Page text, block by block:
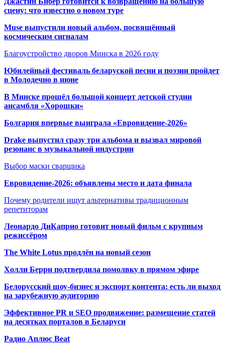
сцену: что известно о новом туре
Muse выпустили новый альбом, посвящённый
космическим сигналам
Благоустройство дворов Минска в 2026 году
Юбилейный фестиваль беларуской песни и поэзии пройдет
в Молодечно в июне
В Минске прошёл большой концерт детской студии
ансамбля «Хорошки»
Болгария впервые выиграла «Евровидение-2026»
Drake выпустил сразу три альбома и вызвал мировой
резонанс в музыкальной индустрии
Выбор маски сварщика
Евровидение-2026: объявлены место и дата финала
Почему родители ищут альтернативы традиционным
репетиторам
Леонардо ДиКаприо готовит новый фильм с крупным
режиссёром
The White Lotus продлён на новый сезон
Холли Берри подтвердила помолвку в прямом эфире
Белорусский шоу-бизнес и экспорт контента: есть ли выход
на зарубежную аудиторию
Эффективное PR и SEO продвижение: размещение статей
на десятках порталов в Беларуси
Радио Аплюс Beat